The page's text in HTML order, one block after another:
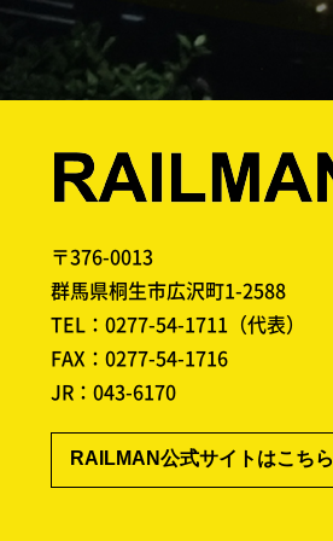
〒376-0013
群馬県桐生市広沢町1-2588
TEL： 0277-54-1711 （代表）
FAX：0277-54-1716
JR： 043-6170
RAILMAN公式サイトはこちら